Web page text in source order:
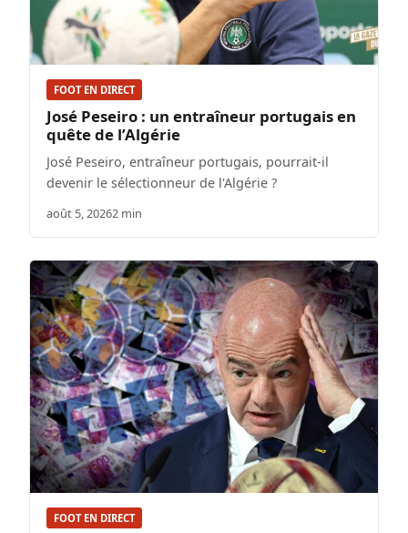
FOOT EN DIRECT
José Peseiro : un entraîneur portugais en
quête de l’Algérie
José Peseiro, entraîneur portugais, pourrait-il
devenir le sélectionneur de l'Algérie ?
août 5, 20262 min
FOOT EN DIRECT